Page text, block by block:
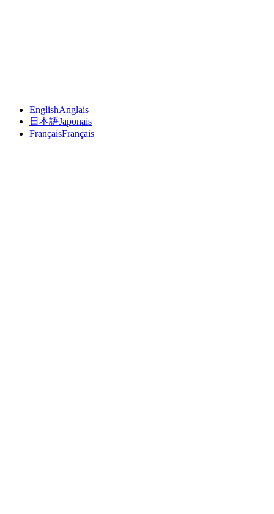
EnglishAnglais
日本語Japonais
FrançaisFrançais